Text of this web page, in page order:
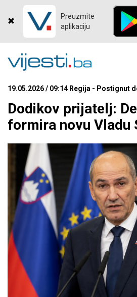
Preuzmite
aplikaciju
19.05.2026 / 09:14 Regija - Postignut
Dodikov prijatelj:
formira novu Vladu